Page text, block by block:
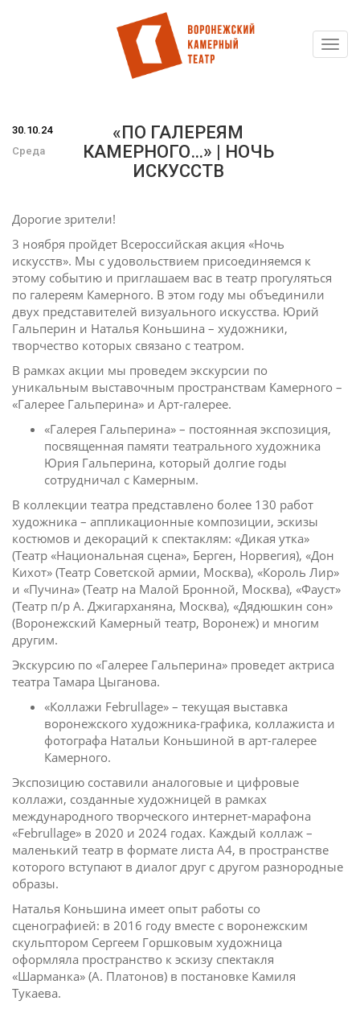
30.10.24
Среда
«ПО ГАЛЕРЕЯМ
КАМЕРНОГО…» | НОЧЬ
ИСКУССТВ
Дорогие зрители!
3 ноября пройдет Всероссийская акция «Ночь
искусств». Мы с удовольствием присоединяемся к
этому событию и приглашаем вас в театр прогуляться
по галереям Камерного. В этом году мы объединили
двух представителей визуального искусства. Юрий
Гальперин и Наталья Коньшина – художники,
творчество которых связано с театром.
В рамках акции мы проведем экскурсии по
уникальным выставочным пространствам Камерного –
«Галерее Гальперина» и Арт-галерее.
«Галерея Гальперина» – постоянная экспозиция,
посвященная памяти театрального художника
Юрия Гальперина, который долгие годы
сотрудничал с Камерным.
В коллекции театра представлено более 130 работ
художника – аппликационные композиции, эскизы
костюмов и декораций к спектаклям: «Дикая утка»
(Театр «Национальная сцена», Берген, Норвегия), «Дон
Кихот» (Театр Советской армии, Москва), «Король Лир»
и «Пучина» (Театр на Малой Бронной, Москва), «Фауст»
(Театр п/р А. Джигарханяна, Москва), «Дядюшкин сон»
(Воронежский Камерный театр, Воронеж) и многим
другим.
Экскурсию по «Галерее Гальперина» проведет актриса
театра Тамара Цыганова.
«Коллажи Februllage» – текущая выставка
воронежского художника-графика, коллажиста и
фотографа Натальи Коньшиной в арт-галерее
Камерного.
Экспозицию составили аналоговые и цифровые
коллажи, созданные художницей в рамках
международного творческого интернет-марафона
«Februllage» в 2020 и 2024 годах. Каждый коллаж –
маленький театр в формате листа А4, в пространстве
которого вступают в диалог друг с другом разнородные
образы.
Наталья Коньшина имеет опыт работы со
сценографией: в 2016 году вместе с воронежским
скульптором Сергеем Горшковым художница
оформляла пространство к эскизу спектакля
«Шарманка» (А. Платонов) в постановке Камиля
Тукаева.